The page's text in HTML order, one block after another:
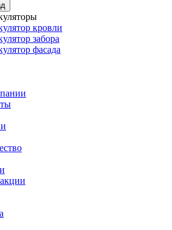
кровли
забора
фасада